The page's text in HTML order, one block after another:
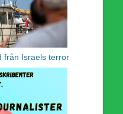
från Israels terror